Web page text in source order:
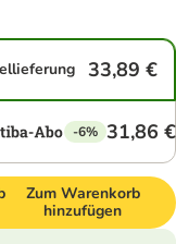
33,89 €
-6% 31,86 €
Zum Warenkorb
hinzufügen